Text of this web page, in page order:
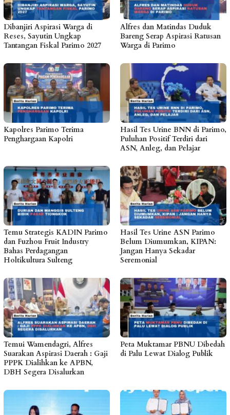
Dibanjiri Aspirasi Warga di
Reses, Sayutin Ungkap
Tantangan Fiskal Parimo 2027
Alfres dan Matindas Duduk
Bareng Serap Aspirasi Ratusan
Warga di Parimo
Kapolres Parimo Terima
Penghargaan Kapolri
Hasil Tes Urine BNN di Parimo,
Puluhan Positif Terdiri dari
ASN, Anleg, dan Pelajar
Temu Strategis KADIN Parimo
dan Fuzhou Fruit Industry
Bahas Perdagangan
Holtikultura Sulteng
Hasil Tes Urine ASN Parimo
Belum Diumumkan, KIPAN:
Jangan Hanya Sekadar
Seremonial
Temui Wamendagri, Alfres
Suarakan Aspirasi Daerah : Gaji
PPPK Dialihkan ke APBN,
DBH Segera Disalurkan
Peta Muktamar PBNU Dibedah
di Palu Lewat Dialog Publik